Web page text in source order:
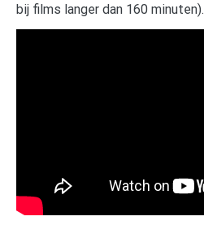
bij films langer dan 160 minuten).